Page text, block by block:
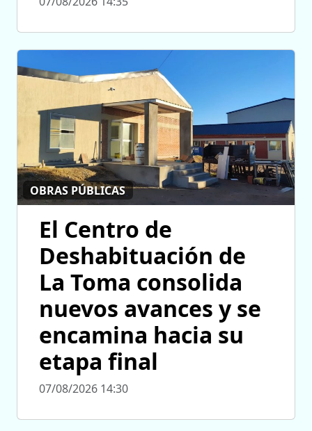
OBRAS PÚBLICAS
El Centro de
Deshabituación de
La Toma consolida
nuevos avances y se
encamina hacia su
etapa final
07/08/2026 14:30